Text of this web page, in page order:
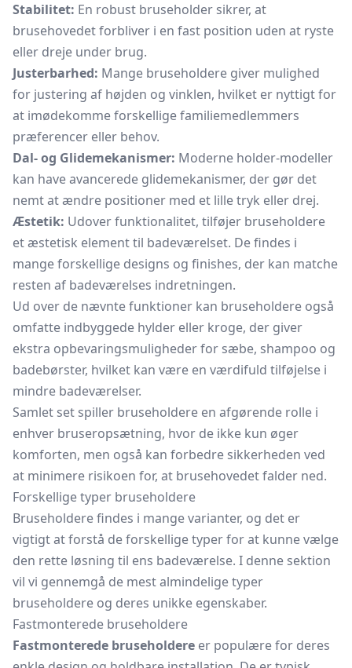
Stabilitet: En robust bruseholder sikrer, at
brusehovedet forbliver i en fast position uden at ryste
eller dreje under brug.
Justerbarhed: Mange bruseholdere giver mulighed
for justering af højden og vinklen, hvilket er nyttigt for
at imødekomme forskellige familiemedlemmers
præferencer eller behov.
Dal- og Glidemekanismer: Moderne holder-modeller
kan have avancerede glidemekanismer, der gør det
nemt at ændre positioner med et lille tryk eller drej.
Æstetik: Udover funktionalitet, tilføjer bruseholdere
et æstetisk element til badeværelset. De findes i
mange forskellige designs og finishes, der kan matche
resten af badeværelses indretningen.
Ud over de nævnte funktioner kan bruseholdere også
omfatte indbyggede hylder eller kroge, der giver
ekstra opbevaringsmuligheder for sæbe, shampoo og
badebørster, hvilket kan være en værdifuld tilføjelse i
mindre badeværelser.
Samlet set spiller bruseholdere en afgørende rolle i
enhver bruseropsætning, hvor de ikke kun øger
komforten, men også kan forbedre sikkerheden ved
at minimere risikoen for, at brusehovedet falder ned.
Forskellige typer bruseholdere
Bruseholdere findes i mange varianter, og det er
vigtigt at forstå de forskellige typer for at kunne vælge
den rette løsning til ens badeværelse. I denne sektion
vil vi gennemgå de mest almindelige typer
bruseholdere og deres unikke egenskaber.
Fastmonterede bruseholdere
Fastmonterede bruseholdere er populære for deres